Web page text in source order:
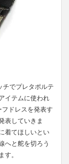
チでプレタポルテ
イテムに使われ
ドレスを発表す
表していきま
着てほしいとい
へと舵を切ろう
す。